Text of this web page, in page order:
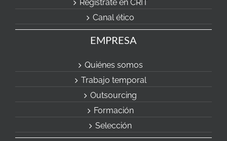
Regístrate en CRIT
Canal ético
EMPRESA
Quiénes somos
Trabajo temporal
Outsourcing
Formación
Selección